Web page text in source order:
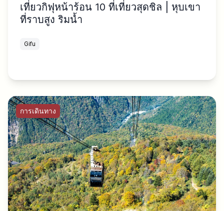
เที่ยวกิฟุหน้าร้อน 10 ที่เที่ยวสุดชิล | หุบเขา
ที่ราบสูง ริมน้ำ
Gifu
การเดินทาง